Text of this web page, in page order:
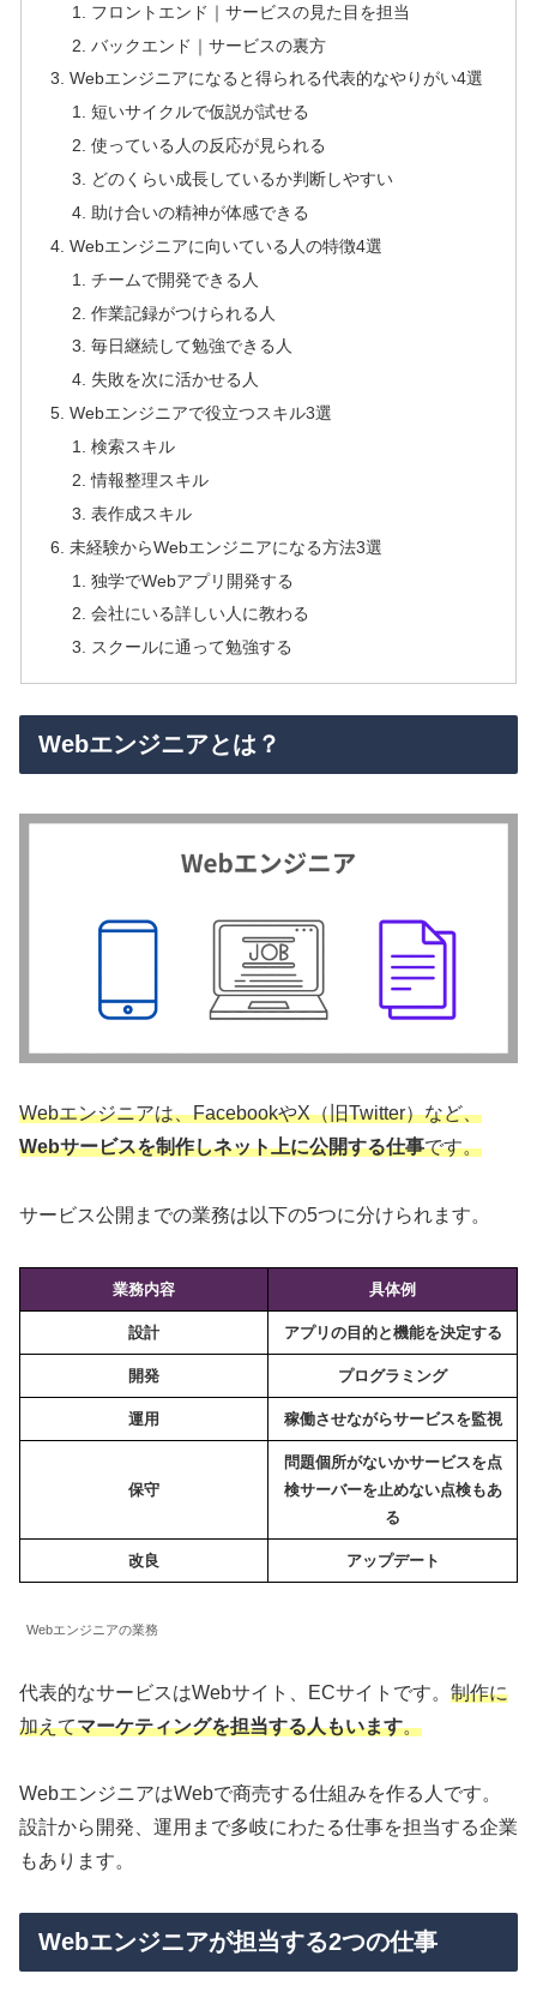
フロントエンド｜サービスの見た目を担当
バックエンド｜サービスの裏方
Webエンジニアになると得られる代表的なやりがい4選
短いサイクルで仮説が試せる
使っている人の反応が見られる
どのくらい成長しているか判断しやすい
助け合いの精神が体感できる
Webエンジニアに向いている人の特徴4選
チームで開発できる人
作業記録がつけられる人
毎日継続して勉強できる人
失敗を次に活かせる人
Webエンジニアで役立つスキル3選
検索スキル
情報整理スキル
表作成スキル
未経験からWebエンジニアになる方法3選
独学でWebアプリ開発する
会社にいる詳しい人に教わる
スクールに通って勉強する
Webエンジニアとは？
Webエンジニアは、FacebookやX（旧Twitter）など、
Webサービスを制作しネット上に公開する仕事です。
サービス公開までの業務は以下の5つに分けられます。
業務内容 具体例
設計 アプリの目的と機能を決定する
開発 プログラミング
運用 稼働させながらサービスを監視
保守
問題個所がないかサービスを点
検サーバーを止めない点検もあ
る
改良 アップデート
Webエンジニアの業務
代表的なサービスはWebサイト、ECサイトです。 制作に
加えてマーケティングを担当する人もいます。
WebエンジニアはWebで商売する仕組みを作る人です。
設計から開発、運用まで多岐にわたる仕事を担当する企業
もあります。
Webエンジニアが担当する2つの仕事